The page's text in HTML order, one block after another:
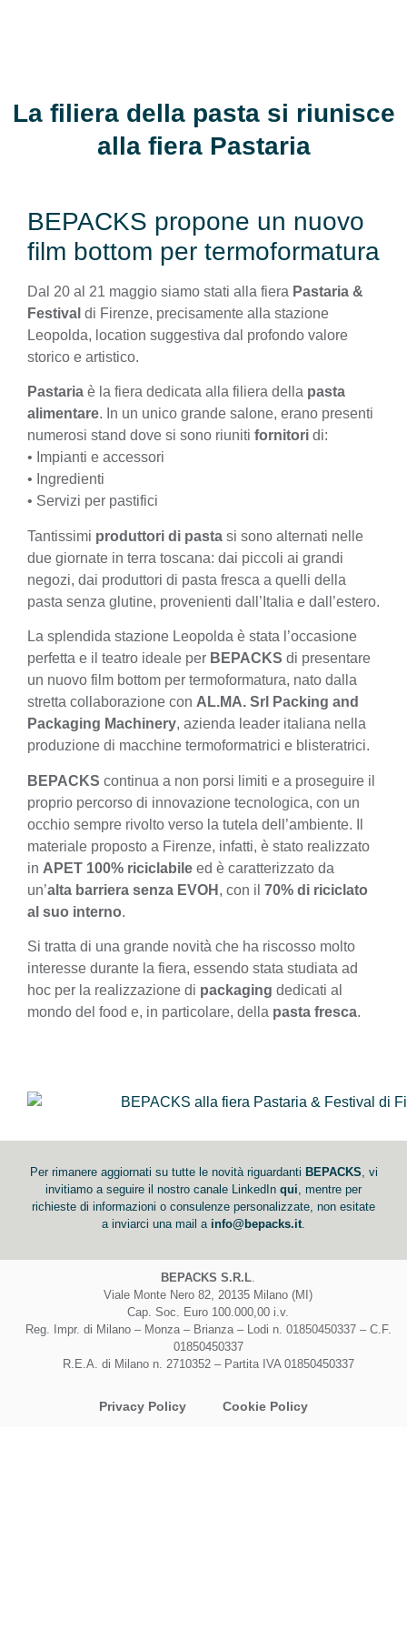
La filiera della pasta si riunisce
alla fiera Pastaria
BEPACKS propone un nuovo
film bottom per termoformatura
Dal 20 al 21 maggio siamo stati alla fiera Pastaria &
Festival di Firenze, precisamente alla stazione
Leopolda, location suggestiva dal profondo valore
storico e artistico.
Pastaria è la fiera dedicata alla filiera della pasta
alimentare. In un unico grande salone, erano presenti
numerosi stand dove si sono riuniti fornitori di:
• Impianti e accessori
• Ingredienti
• Servizi per pastifici
Tantissimi produttori di pasta si sono alternati nelle
due giornate in terra toscana: dai piccoli ai grandi
negozi, dai produttori di pasta fresca a quelli della
pasta senza glutine, provenienti dall’Italia e dall’estero.
La splendida stazione Leopolda è stata l’occasione
perfetta e il teatro ideale per BEPACKS di presentare
un nuovo film bottom per termoformatura, nato dalla
stretta collaborazione con AL.MA. Srl Packing and
Packaging Machinery, azienda leader italiana nella
produzione di macchine termoformatrici e blisteratrici.
BEPACKS continua a non porsi limiti e a proseguire il
proprio percorso di innovazione tecnologica, con un
occhio sempre rivolto verso la tutela dell’ambiente. Il
materiale proposto a Firenze, infatti, è stato realizzato
in APET 100% riciclabile ed è caratterizzato da
un’alta barriera senza EVOH , con il 70% di riciclato
al suo interno.
Si tratta di una grande novità che ha riscosso molto
interesse durante la fiera, essendo stata studiata ad
hoc per la realizzazione di packaging dedicati al
mondo del food e, in particolare, della pasta fresca.
Per rimanere aggiornati su tutte le novità riguardanti BEPACKS, vi
invitiamo a seguire il nostro canale LinkedIn qui, mentre per
richieste di informazioni o consulenze personalizzate, non esitate
a inviarci una mail a info@bepacks.it.
BEPACKS S.R.L
Viale Monte Nero 82, 20135 Milano (MI)
Cap. Soc. Euro 100.000,00 i.v.
Reg. Impr. di Milano – Monza – Brianza – Lodi n. 01850450337 – C.F.
01850450337
R.E.A. di Milano n. 2710352 – Partita IVA 01850450337
Privacy Policy Cookie Policy